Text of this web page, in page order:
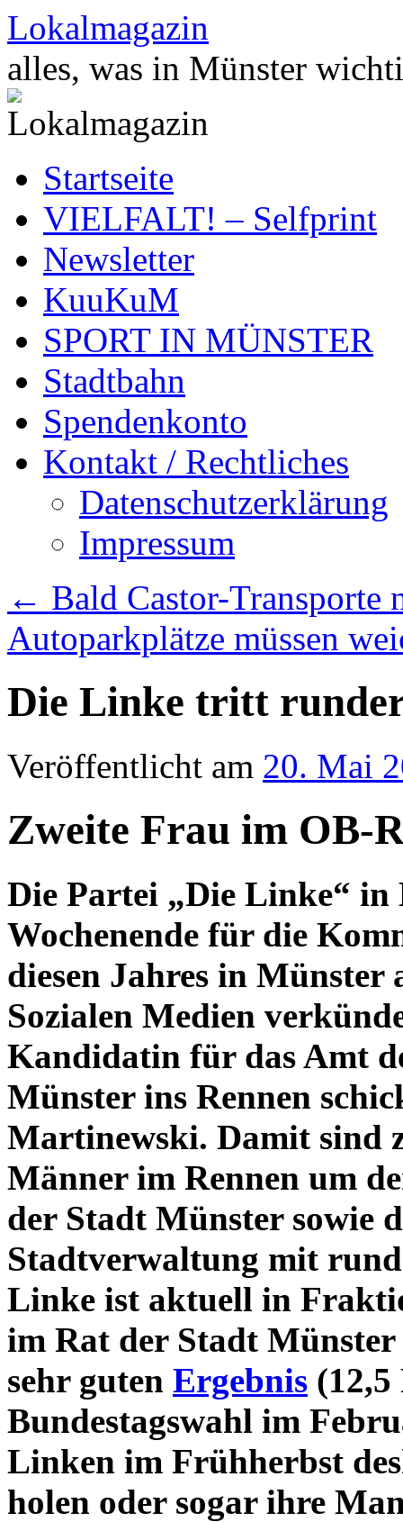
Zum
Inhalt
springen
Lokalmagazin
alles, was in Münster
Startseite
VIELFALT! – Selfprint
Newsletter
KuuKuM
SPORT IN MÜNSTER
Stadtbahn
Spendenkonto
Kontakt / Rechtliches
Datenschutzerklärung
Impressum
← Bald Castor-Transporte
Autoparkplätze müssen
Die Linke tritt
Veröffentlicht am 20. Mai
Zweite Frau im OB-
Die Partei „Die Linke“ in
Wochenende für die
diesen Jahres in
Sozialen Medien
Kandidatin für das Amt
Münster ins Rennen
Martinewski. Damit sind
Männer im Rennen um
der Stadt Münster sowie
Stadtverwaltung mit
Linke ist aktuell in
im Rat der Stadt Münster
sehr guten Ergebnis (12,5
Bundestagswahl im
Linken im Frühherbst
holen oder sogar ihre